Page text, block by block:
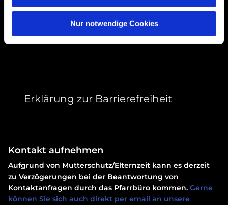
Nur notwendige Cookies
Erklärung zur Barrierefreiheit
Kontakt aufnehmen
Aufgrund von Mutterschutz/Elternzeit kann es derzeit
zu Verzögerungen bei der Beantwortung von
Kontaktanfragen durch das Pfarrbüro kommen. Gerne
können Sie sich auch direkt per email an unsere